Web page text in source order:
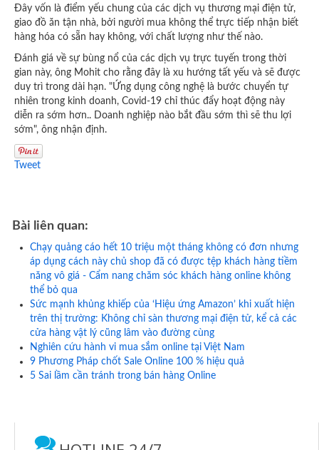
Đây vốn là điểm yếu chung của các dịch vụ thương mại điện tử,
giao đồ ăn tận nhà, bởi người mua không thể trực tiếp nhận biết
hàng hóa có sẵn hay không, với chất lượng như thế nào.
Đánh giá về sự bùng nổ của các dịch vụ trực tuyến trong thời
gian này, ông Mohit cho rằng đây là xu hướng tất yếu và sẽ được
duy trì trong dài hạn. "Ứng dụng công nghệ là bước chuyển tự
nhiên trong kinh doanh, Covid-19 chỉ thúc đẩy hoạt động này
diễn ra sớm hơn.. Doanh nghiệp nào bắt đầu sớm thì sẽ thu lợi
sớm", ông nhận định.
Tweet
Bài liên quan:
Chạy quảng cáo hết 10 triệu một tháng không có đơn nhưng
áp dụng cách này chủ shop đã có được tệp khách hàng tiềm
năng vô giá - Cẩm nang chăm sóc khách hàng online không
thể bỏ qua
Sức mạnh khủng khiếp của ‘Hiệu ứng Amazon’ khi xuất hiện
trên thị trường: Không chỉ sàn thương mại điện tử, kể cả các
cửa hàng vật lý cũng lâm vào đường cùng
Nghiên cứu hành vi mua sắm online tại Việt Nam
9 Phương Pháp chốt Sale Online 100 % hiệu quả
5 Sai lầm cần tránh trong bán hàng Online